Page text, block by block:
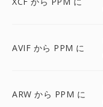
AVIF から PPM に
ARW から PPM に